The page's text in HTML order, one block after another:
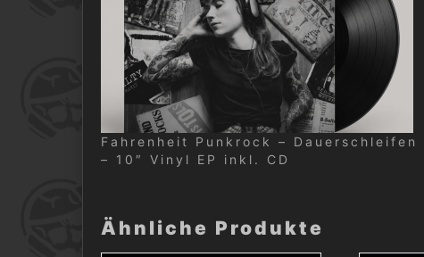
Fahrenheit Punkrock – Dauerschleifen
– 10″ Vinyl EP inkl. CD
Ähnliche Produkte